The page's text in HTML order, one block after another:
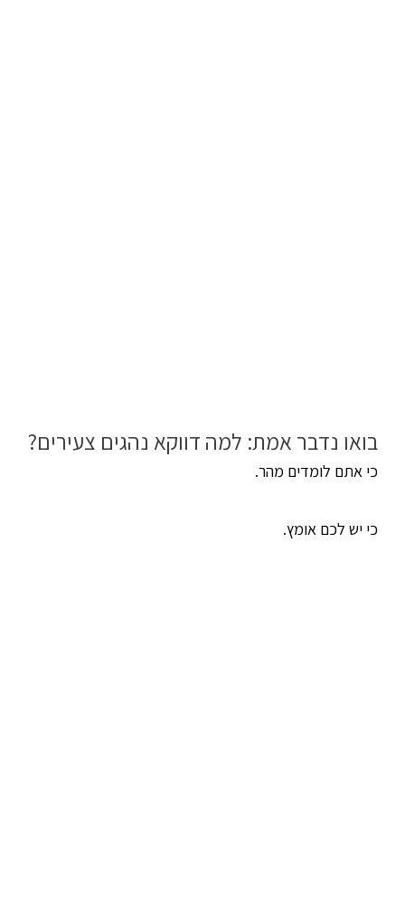
בואו נדבר אמת: למה דווקא נהגים צעירים?
כי אתם לומדים מהר.
כי יש לכם אומץ.